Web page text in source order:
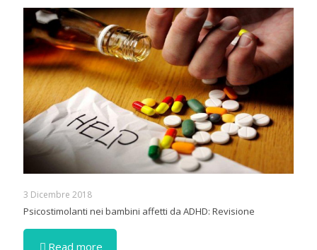
3 Dicembre 2018
Psicostimolanti nei bambini affetti da ADHD: Revisione
Read more